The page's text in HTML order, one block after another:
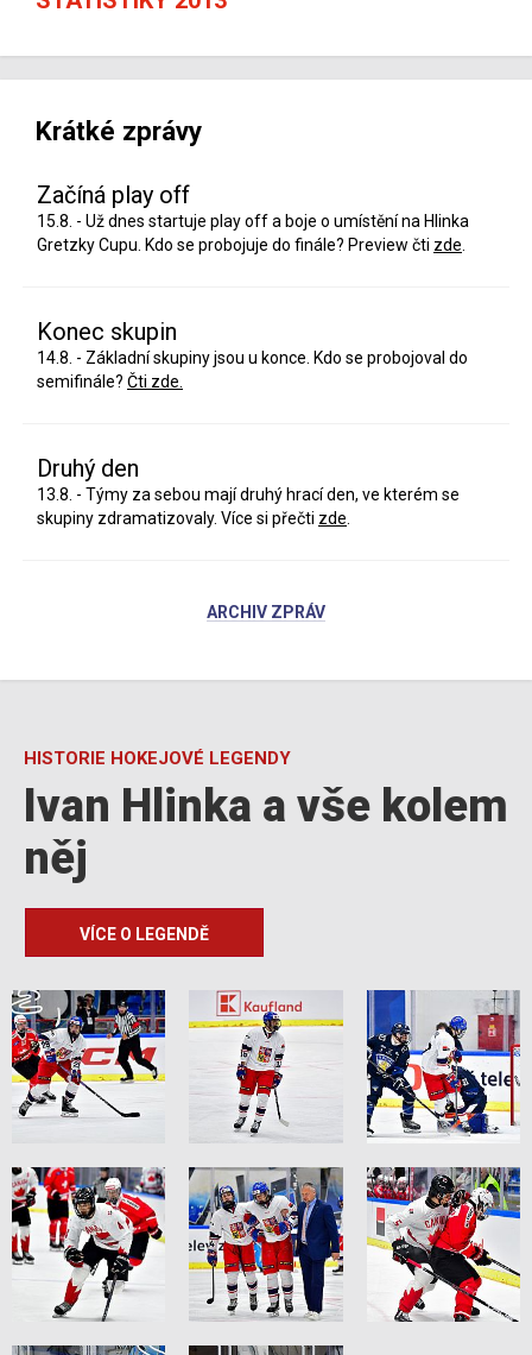
Krátké zprávy
Začíná play off
15.8. - Už dnes startuje play off a boje o umístění na Hlinka
Gretzky Cupu. Kdo se probojuje do finále? Preview čti zde
Konec skupin
14.8. - Základní skupiny jsou u konce. Kdo se probojoval do
semifinále? Čti zde.
Druhý den
13.8. - Týmy za sebou mají druhý hrací den, ve kterém se
skupiny zdramatizovaly. Více si přečti zde
ARCHIV ZPRÁV
HISTORIE HOKEJOVÉ LEGENDY
Ivan Hlinka a vše kolem
něj
VÍCE O LEGENDĚ